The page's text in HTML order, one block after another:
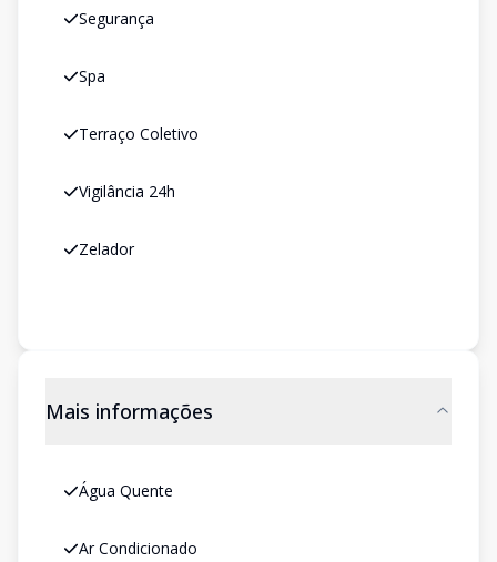
Segurança
Spa
Terraço Coletivo
Vigilância 24h
Zelador
Mais informações
Água Quente
Ar Condicionado